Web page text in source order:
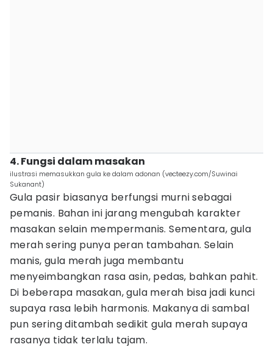
4. Fungsi dalam masakan
ilustrasi memasukkan gula ke dalam adonan (vecteezy.com/Suwinai
Sukanant)
Gula pasir biasanya berfungsi murni sebagai
pemanis. Bahan ini jarang mengubah karakter
masakan selain mempermanis. Sementara, gula
merah sering punya peran tambahan. Selain
manis, gula merah juga membantu
menyeimbangkan rasa asin, pedas, bahkan pahit.
Di beberapa masakan, gula merah bisa jadi kunci
supaya rasa lebih harmonis. Makanya di sambal
pun sering ditambah sedikit gula merah supaya
rasanya tidak terlalu tajam.